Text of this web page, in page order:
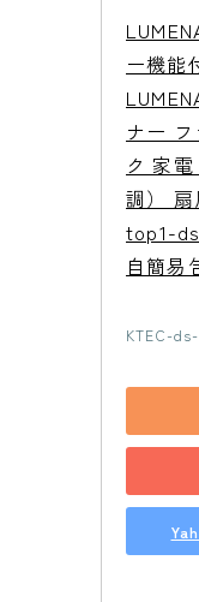
ー機能
ナー
ク 家
調）
top1-
自簡易
KTEC-